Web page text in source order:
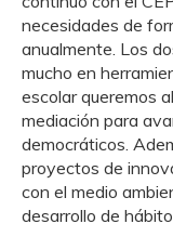
necesidades de
anualmente. Los
mucho en
escolar queremos
mediación para
democráticos.
proyectos de
con el medio
desarrollo de